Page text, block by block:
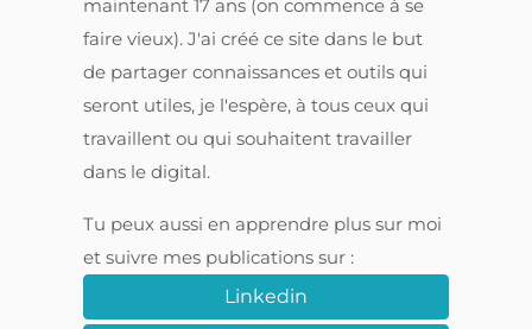
maintenant 17 ans (on commence à se
faire vieux). J'ai créé ce site dans le but
de partager connaissances et outils qui
seront utiles, je l'espère, à tous ceux qui
travaillent ou qui souhaitent travailler
dans le digital.
Tu peux aussi en apprendre plus sur moi
et suivre mes publications sur :
Linkedin